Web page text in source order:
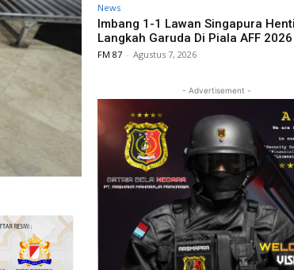
News
Imbang 1-1 Lawan Singapura
Langkah Garuda Di Piala AFF 2026
FM 87 - Agustus 7, 2026
- Advertisement -